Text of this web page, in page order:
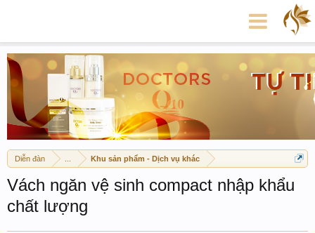
Diễn đàn Khu sản phẩm - Dịch vụ khác
Vách ngăn vệ sinh compact nhập khẩu
chất lượng